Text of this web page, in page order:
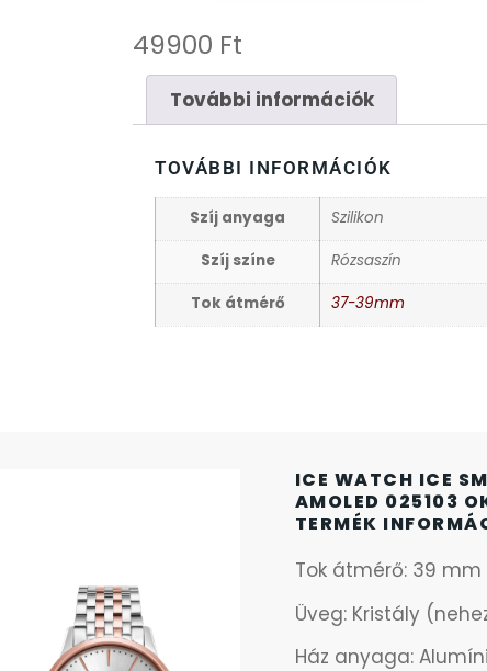
49900 Ft
További információk
TOVÁBBI INFORMÁCIÓK
Szíj anyaga Szilikon
Szíj színe Rózsaszín
Tok átmérő 37-39mm
ICE WATCH ICE
AMOLED 025103
TERMÉK
Tok átmérő: 39 mm
Üveg: Kristály
Ház anyaga: